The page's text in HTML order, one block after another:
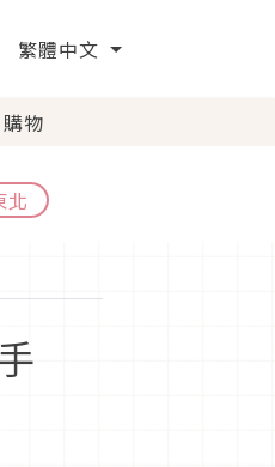
繁體中文
購物
北